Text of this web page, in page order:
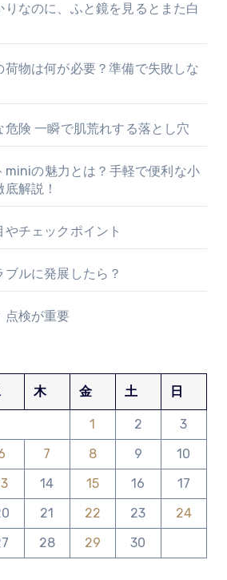
なのに、ふと鏡を見るとまた白
物は何が必要？準備で失敗しな
険 一瞬で肌荒れする落とし穴
miniの魅力とは？手軽で便利な小
解説！
チェックポイント
ルに発展したら？
点検が重要
木 金 土 日
1 2
3
7 8 9
10
14 15 16
17
21 22 23
24
28 29 30